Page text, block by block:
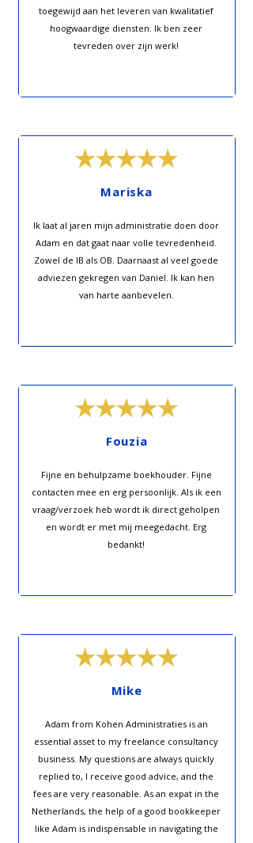
toegewijd aan het leveren van kwalitatief
hoogwaardige diensten. Ik ben zeer
tevreden over zijn werk!
Mariska
Ik laat al jaren mijn administratie doen door
Adam en dat gaat naar volle tevredenheid.
Zowel de IB als OB. Daarnaast al veel goede
adviezen gekregen van Daniel. Ik kan hen
van harte aanbevelen.
Fouzia
Fijne en behulpzame boekhouder. Fijne
contacten mee en erg persoonlijk. Als ik een
vraag/verzoek heb wordt ik direct geholpen
en wordt er met mij meegedacht. Erg
bedankt!
Mike
Adam from Kohen Administraties is an
essential asset to my freelance consultancy
business. My questions are always quickly
replied to, I receive good advice, and the
fees are very reasonable. As an expat in the
Netherlands, the help of a good bookkeeper
like Adam is indispensable in navigating the